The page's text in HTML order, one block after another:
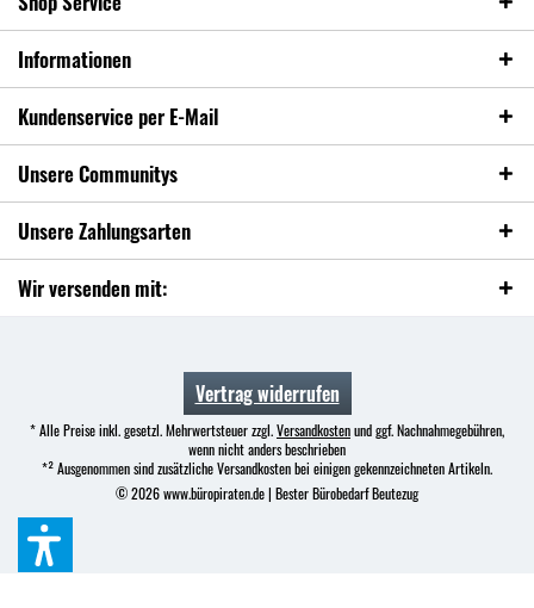
Informationen
Kundenservice per E-Mail
Unsere Communitys
Unsere Zahlungsarten
Wir versenden mit:
Vertrag widerrufen
* Alle Preise inkl. gesetzl. Mehrwertsteuer zzgl.Versandkostenund ggf. Nachnahmegebühren,
wenn nicht anders beschrieben
*² Ausgenommen sind zusätzliche Versandkosten bei einigen gekennzeichneten Artikeln.
© 2026 www.büropiraten.de | Bester Bürobedarf Beutezug